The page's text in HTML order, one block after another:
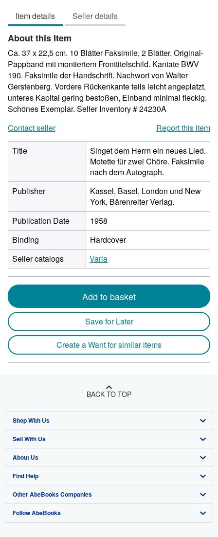
5
stars
Item details Seller details
About this Item
Ca. 37 x 22,5 cm. 10 Blätter Faksimile, 2 Blätter. Original-
Pappband mit montiertem Fronttitelschild. Kantate BWV
190. Faksimile der Handschrift. Nachwort von Walter
Gerstenberg. Vordere Rückenkante teils leicht angeplatzt,
unteres Kapital gering bestoßen, Einband minimal fleckig.
Schönes Exemplar. Seller Inventory # 24230A
Contact seller
Report this item
Title
Singet dem Herrn ein neues Lied.
Motette für zwei Chöre. Faksimile
nach dem Autograph.
Publisher
Kassel, Basel, London und New
York, Bärenreiter Verlag.
Publication Date
1958
Binding
Hardcover
Seller catalogs
Varia
Add to basket
Save for Later
Create a Want for similar items
BACK TO TOP
Shop With Us
Advanced Search
Browse Collections
My Account
My Orders
View Basket
Sell With Us
Start Selling
Join Our Affiliate Program
Book Buyback
Refer a seller
About Us
About AbeBooks
Media
Careers
Find Help
Help
Customer Support
Other AbeBooks Companies
AbeBooks.co.uk
Follow AbeBooks